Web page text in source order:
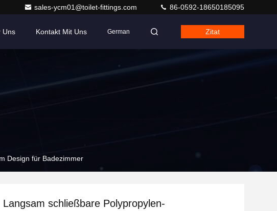
sales-ycm01@toilet-fittings.com 86-0592-18650185095
Uns Kontakt Mit Uns German Zitat
Design für Badezimmer
Langsam schließbare Polypropylen-